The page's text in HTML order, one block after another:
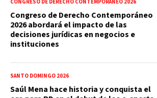
CONGRESO DE DERECHO CONTEMPORÁNEO 2026
Congreso de Derecho Contemporáneo
2026 abordará el impacto de las
decisiones jurídicas en negocios e
instituciones
SANTO DOMINGO 2026
Saúl Mena hace historia y conquista el